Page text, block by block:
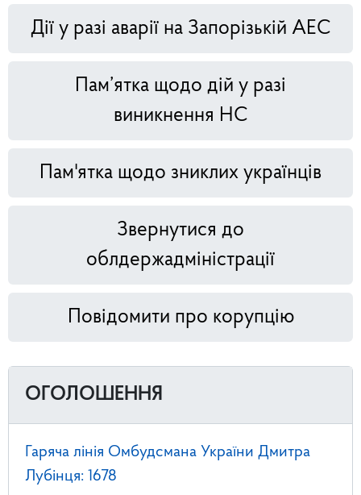
Дії у разі аварії на Запорізькій АЕС
Пам’ятка щодо дій у разі
виникнення НС
Пам'ятка щодо зниклих українців
Звернутися до
облдержадміністрації
Повідомити про корупцію
ОГОЛОШЕННЯ
Гаряча лінія Омбудсмана України Дмитра
Лубінця: 1678